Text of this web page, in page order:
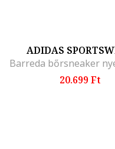
ADIDAS
20.699 Ft